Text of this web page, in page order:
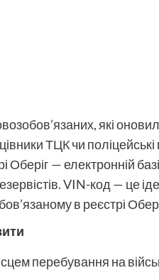
які
ТЦК чи
Оберіг — електронній
VIN-код — це
в реєстрі
перебування на